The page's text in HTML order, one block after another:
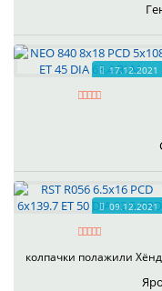
17.12.2021
09.12.2021
колпачки полажили